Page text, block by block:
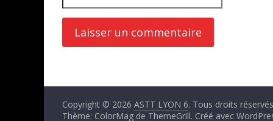
Copyright © 2026 ASTT LYON 6. Tous droits
Thème: ColorMag de ThemeGrill. Créé avec